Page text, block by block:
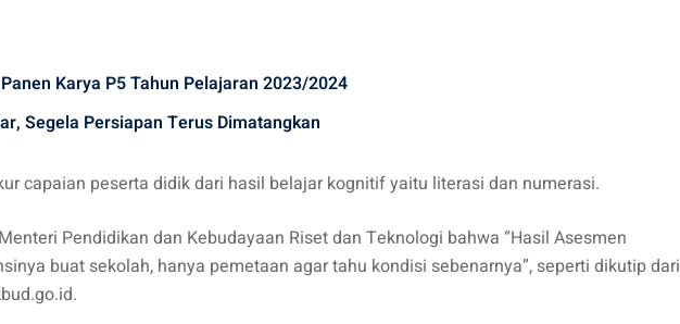
Karya P5 Tahun Pelajaran 2023/2024
Segela Persiapan Terus Dimatangkan
capaian peserta didik dari hasil belajar kognitif yaitu literasi dan numerasi.
Pendidikan dan Kebudayaan Riset dan Teknologi bahwa “Hasil Asesmen
buat sekolah, hanya pemetaan agar tahu kondisi sebenarnya”, seperti dikutip dari